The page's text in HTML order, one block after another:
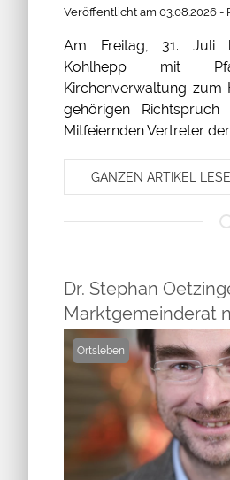
Veröffentlicht am 03.08.2026 -
Am Freitag, 31. Juli
Kohlhepp mit
Kirchenverwaltung
gehörigen
Mitfeiernden Vertreter
GANZEN ARTIKEL
Dr. Stephan
Marktgemeinderat
Ortsleben